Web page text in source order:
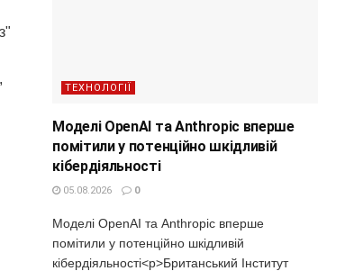
ТЕХНОЛОГІЇ
Моделі OpenAI та Anthropic вперше
помітили у потенційно шкідливій
кібердіяльності
05.08.2026 0
Моделі OpenAI та Anthropic вперше
помітили у потенційно шкідливій
кібердіяльності<p>Британський Інститут